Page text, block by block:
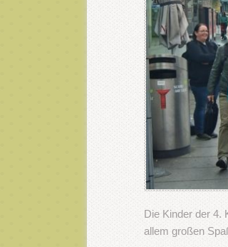
Die Kinder der 4.
allem großen